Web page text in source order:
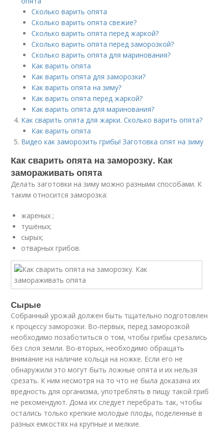
Сколько варить опята
Сколько варить опята свежие?
Сколько варить опята перед жаркой?
Сколько варить опята перед заморозкой?
Сколько варить опята для маринования?
Как варить опята
Как варить опята для заморозки?
Как варить опята на зиму?
Как варить опята перед жаркой?
Как варить опята для маринования?
Как сварить опята для жарки. Сколько варить опята?
Как варить опята
Видео как заморозить грибы! Заготовка опят на зиму
Как сварить опята на заморозку. Как
замораживать опята
Делать заготовки на зиму можно разными способами. К
таким относится заморозка:
жареных ;
тушёных;
сырых;
отварных грибов.
Сырые
Собранный урожай должен быть тщательно подготовлен
к процессу заморозки. Во-первых, перед заморозкой
необходимо позаботиться о том, чтобы грибы срезались
без слоя земли. Во-вторых, необходимо обращать
внимание на наличие кольца на ножке. Если его не
обнаружили это могут быть ложные опята и их нельзя
срезать. К ним несмотря на то что не была доказана их
вредность для организма, употреблять в пищу такой гриб
не рекомендуют. Дома их следует перебрать так, чтобы
остались только крепкие молодые плоды, поделенные в
разных емкостях на крупные и мелкие.